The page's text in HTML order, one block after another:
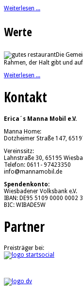
Weiterlesen ...
Werte
Die
Rahmen, der Halt gibt und
Weiterlesen ...
Kontakt
Erica´s Manna Mobil e.V.
Manna Home:
Dotzheimer Straße 147,
Vereinssitz:
Lahnstraße 30, 65195
Telefon: 0611- 97423350
info@mannamobil.de
Spendenkonto:
Wiesbadener Volksbank e.V.
IBAN: DE95 5109 0000 0002
BIC: WIBADE5W
Partner
Preisträger bei: